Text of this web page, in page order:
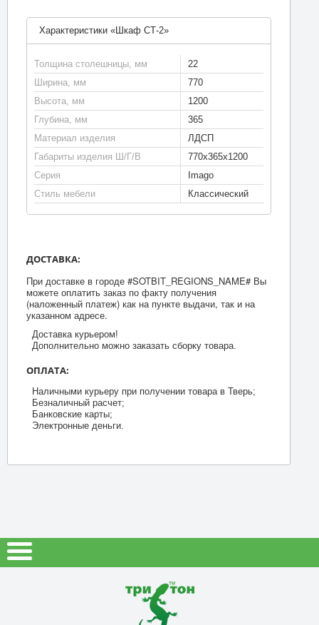
Характеристики «Шкаф СТ-2»
Толщина столешницы, мм
22
Ширина, мм
770
Высота, мм
1200
Глубина, мм
365
Материал изделия
ЛДСП
Габариты изделия Ш/Г/В
770х365х1200
Серия
Imago
Стиль мебели
Классический
ДОСТАВКА:
При доставке в городе #SOTBIT_REGIONS_NAME# Вы
можете оплатить заказ по факту получения
(наложенный платеж) как на пункте выдачи, так и на
указанном адресе.
Доставка курьером!
Дополнительно можно заказать сборку товара.
ОПЛАТА:
Наличными курьеру при получении товара в Тверь;
Безналичный расчет;
Банковские карты;
Электронные деньги.